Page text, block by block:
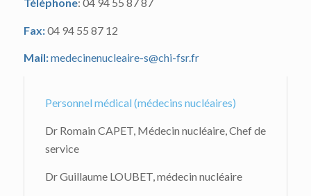
Fax:04 94 55 87 12
Mail:medecinenucleaire-s@chi-fsr.fr
Personnel médical (médecins nucléaires)
Dr Romain CAPET, Médecin nucléaire, Chef de
service
Dr Guillaume LOUBET, médecin nucléaire